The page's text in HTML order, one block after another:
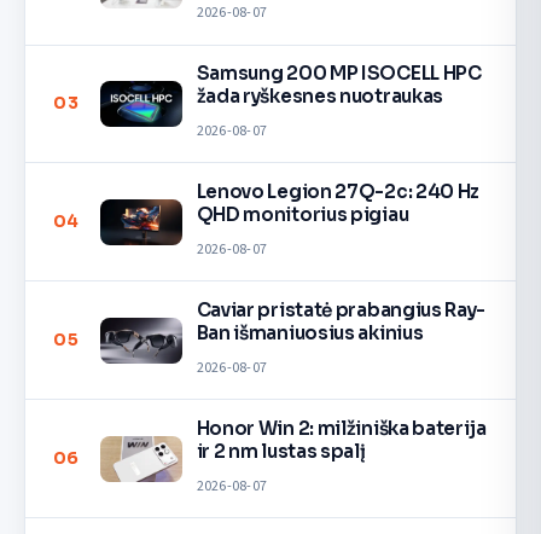
2026-08-07
03
Samsung 200 MP ISOCELL HPC
žada ryškesnes nuotraukas
2026-08-07
04
Lenovo Legion 27Q-2c: 240 Hz
QHD monitorius pigiau
2026-08-07
05
Caviar pristatė prabangius Ray-
Ban išmaniuosius akinius
2026-08-07
06
Honor Win 2: milžiniška baterija
ir 2 nm lustas spalį
2026-08-07